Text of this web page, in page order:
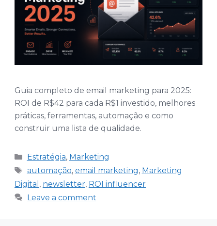
Guia completo de email marketing para 2025:
ROI de R$42 para cada R$1 investido, melhores
práticas, ferramentas, automação e como
construir uma lista de qualidade.
Categories
Estratégia, Marketing
Tags
automação, email marketing, Marketing
Digital , newsletter, ROI influencer
Leave a comment